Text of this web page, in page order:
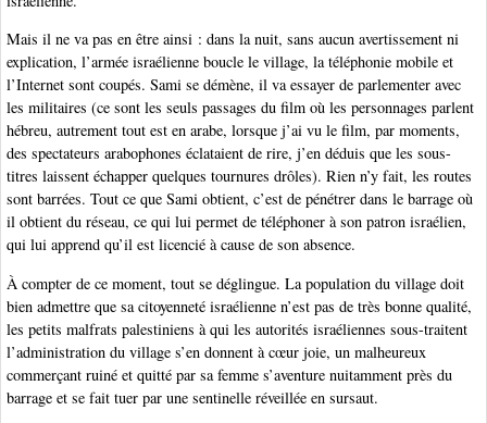
Mais il ne va pas en être ainsi : dans la nuit, sans aucun avertissement ni
explication, l’armée israélienne boucle le village, la téléphonie mobile et
l’Internet sont coupés. Sami se démène, il va essayer de parlementer avec
les militaires (ce sont les seuls passages du film où les personnages parlent
hébreu, autrement tout est en arabe, lorsque j’ai vu le film, par moments,
des spectateurs arabophones éclataient de rire, j’en déduis que les sous-
titres laissent échapper quelques tournures drôles). Rien n’y fait, les routes
sont barrées. Tout ce que Sami obtient, c’est de pénétrer dans le barrage où
il obtient du réseau, ce qui lui permet de téléphoner à son patron israélien,
qui lui apprend qu’il est licencié à cause de son absence.
À compter de ce moment, tout se déglingue. La population du village doit
bien admettre que sa citoyenneté israélienne n’est pas de très bonne qualité,
les petits malfrats palestiniens à qui les autorités israéliennes sous-traitent
l’administration du village s’en donnent à cœur joie, un malheureux
commerçant ruiné et quitté par sa femme s’aventure nuitamment près du
barrage et se fait tuer par une sentinelle réveillée en sursaut.